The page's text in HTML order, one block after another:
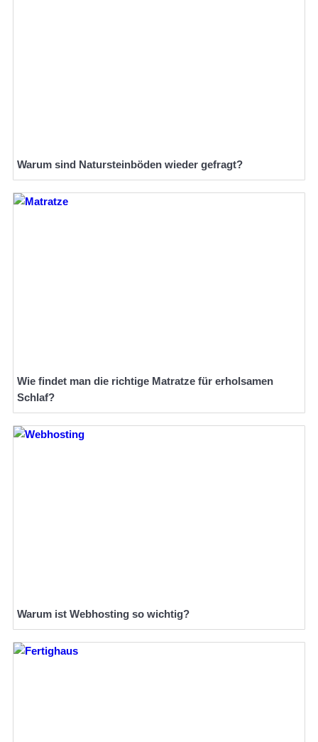
Warum sind Natursteinböden wieder gefragt?
Wie findet man die richtige Matratze für erholsamen
Schlaf?
Warum ist Webhosting so wichtig?